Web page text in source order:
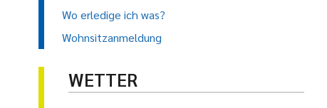
Wo erledige ich was?
Wohnsitzanmeldung
WETTER